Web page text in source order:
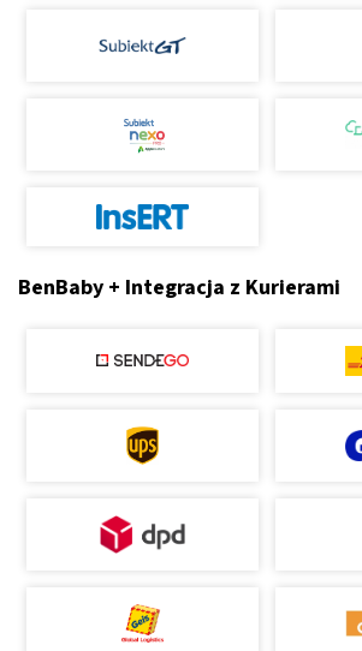
BenBaby + Integracja z Kurierami